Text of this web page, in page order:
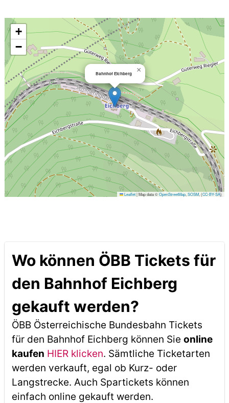
Bahnhof Eichberg ×
+
−
Leaflet|Map data ©OpenStreetMap ,SOSM , (CC-BY-SA)
Wo können ÖBB Tickets für
den Bahnhof Eichberg
gekauft werden?
ÖBB Österreichische Bundesbahn Tickets
für den Bahnhof Eichberg können Sie online
kaufen HIER klicken. Sämtliche Ticketarten
werden verkauft, egal ob Kurz- oder
Langstrecke. Auch Spartickets können
einfach online gekauft werden.